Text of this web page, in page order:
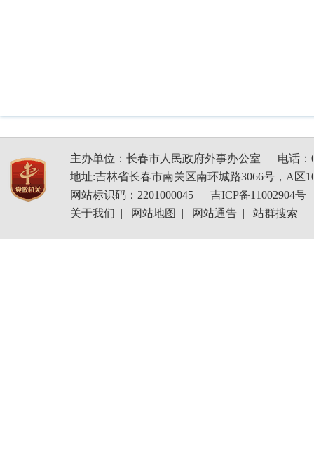
主办单位：长春市人民政府外事办公室
电话：
地址:吉林省长春市南关区南环城路3066号，A区
网站标识码：2201000045
吉ICP备11002904号
关于我们 | 网站地图 | 网站通告 | 站群搜索